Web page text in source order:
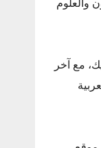
والعلوم
مع آخر